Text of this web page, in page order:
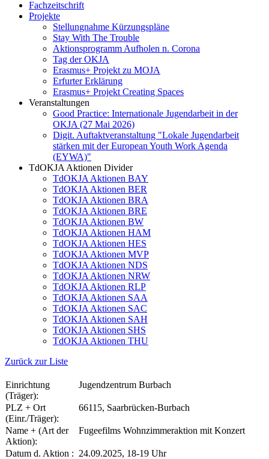
Fachzeitschrift
Projekte
Stellungnahme Kürzungspläne
Stay With The Trouble
Aktionsprogramm Aufholen n. Corona
Tag der OKJA
Erasmus+ Projekt zu MOJA
Erfurter Erklärung
Erasmus+ Projekt Creating Spaces
Veranstaltungen
Good Practice: Internationale Jugendarbeit in der
OKJA (27 Mai 2026)
Digit. Auftaktveranstaltung "Lokale Jugendarbeit
stärken mit der European Youth Work Agenda
(EYWA)"
TdOKJA Aktionen Divider
TdOKJA Aktionen BAY
TdOKJA Aktionen BER
TdOKJA Aktionen BRA
TdOKJA Aktionen BRE
TdOKJA Aktionen BW
TdOKJA Aktionen HAM
TdOKJA Aktionen HES
TdOKJA Aktionen MVP
TdOKJA Aktionen NDS
TdOKJA Aktionen NRW
TdOKJA Aktionen RLP
TdOKJA Aktionen SAA
TdOKJA Aktionen SAC
TdOKJA Aktionen SAH
TdOKJA Aktionen SHS
TdOKJA Aktionen THU
Zurück zur Liste
Einrichtung
(Träger):
Jugendzentrum Burbach
PLZ + Ort
(Einr./Träger):
66115, Saarbrücken-Burbach
Name + (Art der
Aktion):
Fugeefilms Wohnzimmeraktion mit Konzert
Datum d. Aktion : 24.09.2025, 18-19 Uhr